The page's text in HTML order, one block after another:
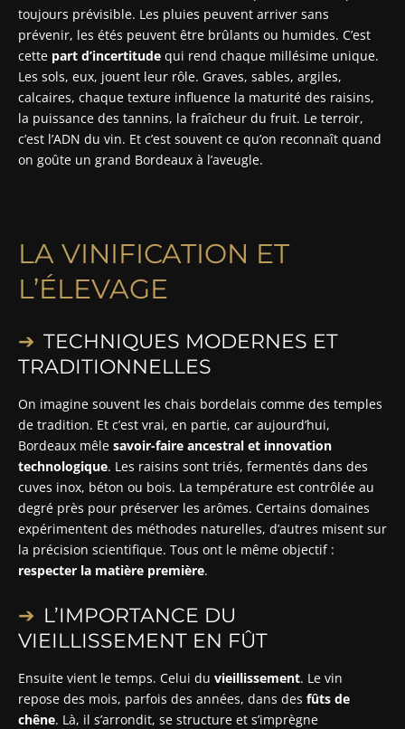
toujours prévisible. Les pluies peuvent arriver sans
prévenir, les étés peuvent être brûlants ou humides. C’est
cette part d’incertitude qui rend chaque millésime unique.
Les sols, eux, jouent leur rôle. Graves, sables, argiles,
calcaires, chaque texture influence la maturité des raisins,
la puissance des tannins, la fraîcheur du fruit. Le terroir,
c’est l’ADN du vin. Et c’est souvent ce qu’on reconnaît quand
on goûte un grand Bordeaux à l’aveugle.
LA VINIFICATION ET
L’ÉLEVAGE
TECHNIQUES MODERNES ET
TRADITIONNELLES
On imagine souvent les chais bordelais comme des temples
de tradition. Et c’est vrai, en partie, car aujourd’hui,
Bordeaux mêle savoir-faire ancestral et innovation
technologique. Les raisins sont triés, fermentés dans des
cuves inox, béton ou bois. La température est contrôlée au
degré près pour préserver les arômes. Certains domaines
expérimentent des méthodes naturelles, d’autres misent sur
la précision scientifique. Tous ont le même objectif :
respecter la matière première.
L’IMPORTANCE DU
VIEILLISSEMENT EN FÛT
Ensuite vient le temps. Celui du vieillissement. Le vin
repose des mois, parfois des années, dans des fûts de
chêne. Là, il s’arrondit, se structure et s’imprègne